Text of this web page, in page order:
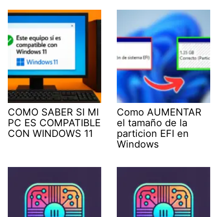
COMO SABER SI MI
PC ES COMPATIBLE
CON WINDOWS 11
Como AUMENTAR
el tamaño de la
particion EFI en
Windows